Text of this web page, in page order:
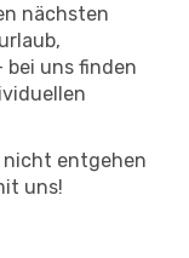
nächsten
bei uns finden
nicht entgehen
uns!